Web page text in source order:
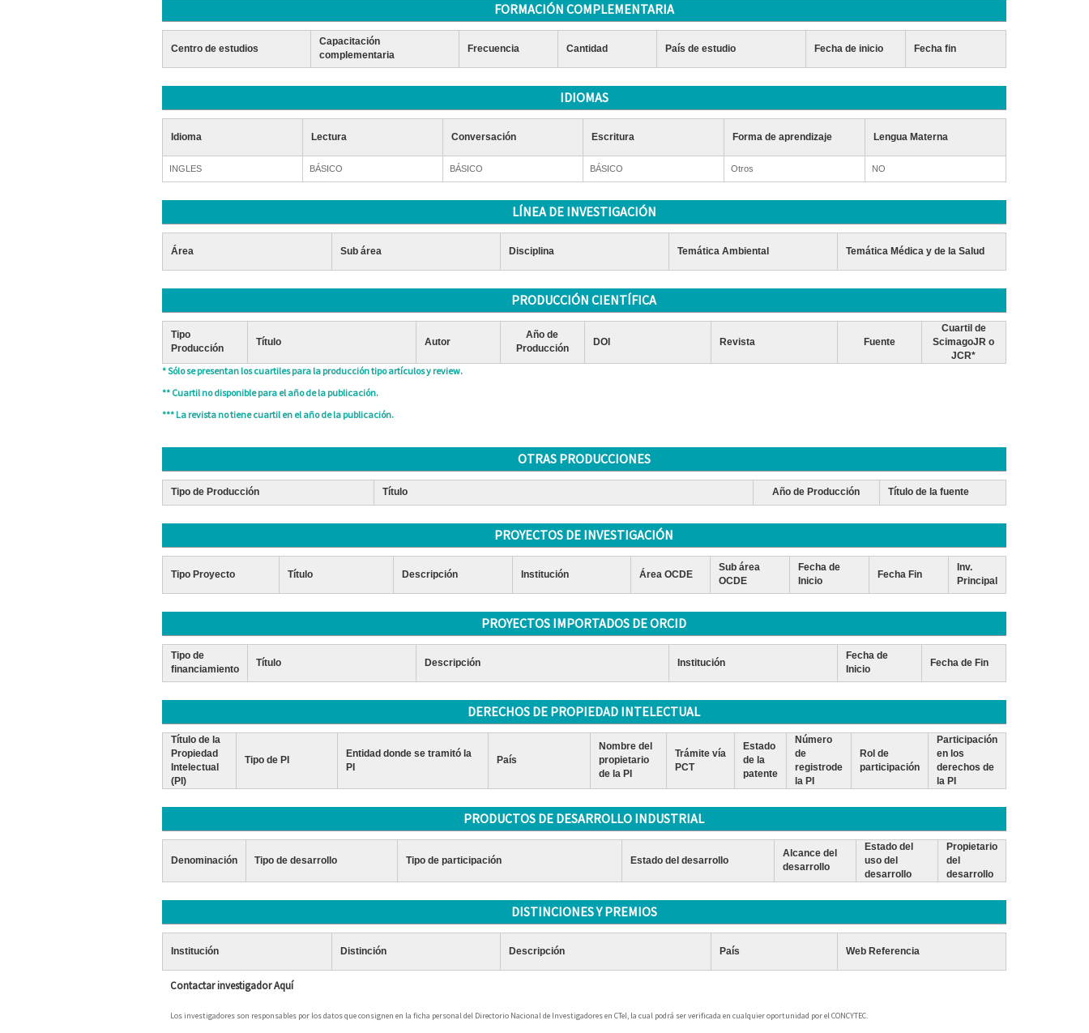
FORMACIÓN COMPLEMENTARIA
Centro de estudios
Capacitación
complementaria
Frecuencia Cantidad País de estudio Fecha de inicio Fecha fin
IDIOMAS
Idioma Lectura Conversación Escritura Forma de aprendizaje Lengua Materna
INGLES BÁSICO BÁSICO BÁSICO Otros NO
LÍNEA DE INVESTIGACIÓN
Área Sub área Disciplina Temática Ambiental Temática Médica y de la Salud
PRODUCCIÓN CIENTÍFICA
Tipo
Producción
Título Autor
Año de
Producción
DOI Revista Fuente
Cuartil de
ScimagoJR o
JCR*
* Sólo se presentan los cuartiles para la producción tipo artículos y review.
** Cuartil no disponible para el año de la publicación.
*** La revista no tiene cuartil en el año de la publicación.
OTRAS PRODUCCIONES
Tipo de Producción Título Año de Producción Título de la fuente
PROYECTOS DE INVESTIGACIÓN
Tipo Proyecto Título Descripción Institución Área OCDE
Sub área
OCDE
Fecha de
Inicio
Fecha Fin
Inv.
Principal
PROYECTOS IMPORTADOS DE ORCID
Tipo de
financiamiento
Título Descripción Institución
Fecha de
Inicio
Fecha de Fin
DERECHOS DE PROPIEDAD INTELECTUAL
Título de la
Propiedad
Intelectual
(PI)
Tipo de PI
Entidad donde se tramitó la
PI
País
Nombre del
propietario
de la PI
Trámite vía
PCT
Estado
de la
patente
Número
de
registrode
la PI
Rol de
participación
Participación
en los
derechos de
la PI
PRODUCTOS DE DESARROLLO INDUSTRIAL
Denominación Tipo de desarrollo Tipo de participación Estado del desarrollo
Alcance del
desarrollo
Estado del
uso del
desarrollo
Propietario
del
desarrollo
DISTINCIONES Y PREMIOS
Institución Distinción Descripción País Web Referencia
Contactar investigador Aquí
Los investigadores son responsables por los datos que consignen en la ficha personal del Directorio Nacional de Investigadores en CTeI, la cual podrá ser verificada en cualquier oportunidad por el CONCYTEC.